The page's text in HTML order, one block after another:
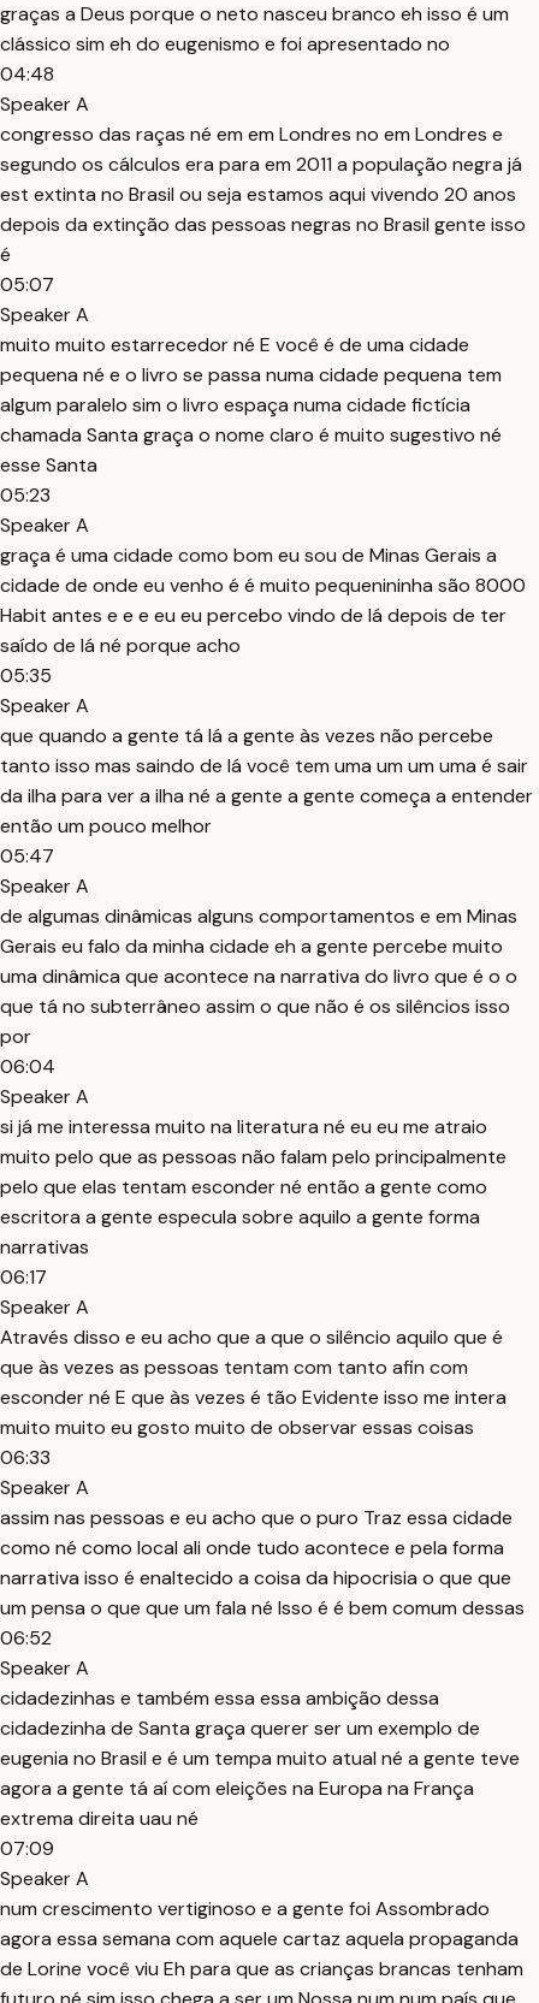
graças a Deus porque o neto nasceu branco eh isso é um
clássico sim eh do eugenismo e foi apresentado no
04:48
Speaker A
congresso das raças né em em Londres no em Londres e
segundo os cálculos era para em 2011 a população negra já
est extinta no Brasil ou seja estamos aqui vivendo 20 anos
depois da extinção das pessoas negras no Brasil gente isso
é
05:07
Speaker A
muito muito estarrecedor né E você é de uma cidade
pequena né e o livro se passa numa cidade pequena tem
algum paralelo sim o livro espaça numa cidade fictícia
chamada Santa graça o nome claro é muito sugestivo né
esse Santa
05:23
Speaker A
graça é uma cidade como bom eu sou de Minas Gerais a
cidade de onde eu venho é é muito pequenininha são 8000
Habit antes e e e eu eu percebo vindo de lá depois de ter
saído de lá né porque acho
05:35
Speaker A
que quando a gente tá lá a gente às vezes não percebe
tanto isso mas saindo de lá você tem uma um um uma é sair
da ilha para ver a ilha né a gente a gente começa a entender
então um pouco melhor
05:47
Speaker A
de algumas dinâmicas alguns comportamentos e em Minas
Gerais eu falo da minha cidade eh a gente percebe muito
uma dinâmica que acontece na narrativa do livro que é o o
que tá no subterrâneo assim o que não é os silêncios isso
por
06:04
Speaker A
si já me interessa muito na literatura né eu eu me atraio
muito pelo que as pessoas não falam pelo principalmente
pelo que elas tentam esconder né então a gente como
escritora a gente especula sobre aquilo a gente forma
narrativas
06:17
Speaker A
Através disso e eu acho que a que o silêncio aquilo que é
que às vezes as pessoas tentam com tanto afin com
esconder né E que às vezes é tão Evidente isso me intera
muito muito eu gosto muito de observar essas coisas
06:33
Speaker A
assim nas pessoas e eu acho que o puro Traz essa cidade
como né como local ali onde tudo acontece e pela forma
narrativa isso é enaltecido a coisa da hipocrisia o que que
um pensa o que que um fala né Isso é é bem comum dessas
06:52
Speaker A
cidadezinhas e também essa essa ambição dessa
cidadezinha de Santa graça querer ser um exemplo de
eugenia no Brasil e é um tempa muito atual né a gente teve
agora a gente tá aí com eleições na Europa na França
extrema direita uau né
07:09
Speaker A
num crescimento vertiginoso e a gente foi Assombrado
agora essa semana com aquele cartaz aquela propaganda
de Lorine você viu Eh para que as crianças brancas tenham